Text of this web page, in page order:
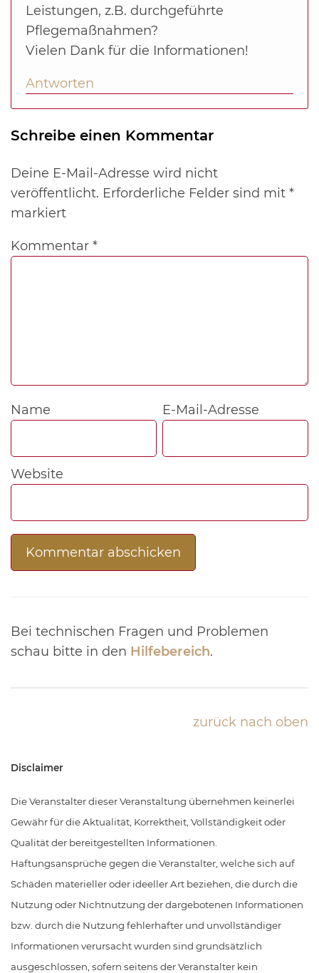
Leistungen, z.B. durchgeführte
Pflegemaßnahmen?
Vielen Dank für die Informationen!
Antworten
Schreibe einen Kommentar
Deine E-Mail-Adresse wird nicht
veröffentlicht. Erforderliche Felder sind mit *
markiert
Kommentar *
Name E-Mail-Adresse
Website
Bei technischen Fragen und Problemen
schau bitte in den Hilfebereich.
zurück nach oben
Disclaimer
Die Veranstalter dieser Veranstaltung übernehmen keinerlei
Gewähr für die Aktualität, Korrektheit, Vollständigkeit oder
Qualität der bereitgestellten Informationen.
Haftungsansprüche gegen die Veranstalter, welche sich auf
Schäden materieller oder ideeller Art beziehen, die durch die
Nutzung oder Nichtnutzung der dargebotenen Informationen
bzw. durch die Nutzung fehlerhafter und unvollständiger
Informationen verursacht wurden sind grundsätzlich
ausgeschlossen, sofern seitens der Veranstalter kein